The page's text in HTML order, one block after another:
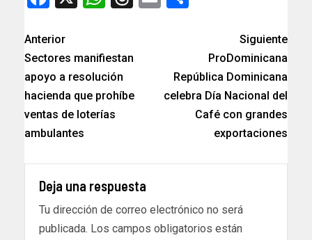
Anterior
Sectores manifiestan
apoyo a resolución
hacienda que prohíbe
ventas de loterías
ambulantes
Siguiente
ProDominicana
República Dominicana
celebra Día Nacional del
Café con grandes
exportaciones
Deja una respuesta
Tu dirección de correo electrónico no será
publicada. Los campos obligatorios están